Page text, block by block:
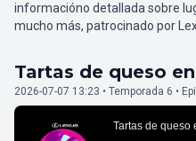
informacióno detallada sobre
mucho más, patrocinado por
Tartas de queso
2026-07-07 13:23 • Temporada 6 •